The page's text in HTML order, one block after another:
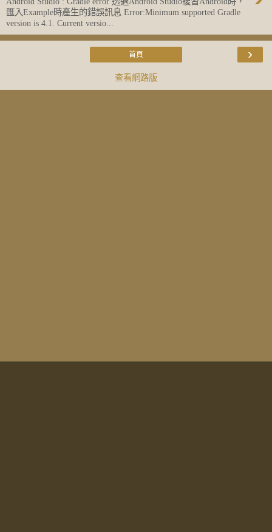
匯入Example時產生的錯誤訊息 Error:Minimum supported Gradle
version is 4.1. Current versio...
›
首頁
查看網路版